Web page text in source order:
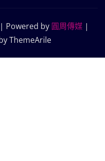
Powered by 圓周傳媒 |
ThemeArile